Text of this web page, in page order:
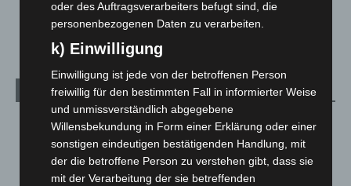
Celle: Mensch stirbt bei Bagger-Unfall auf Baustelle
5. August 2026
Kategorien
Blaulicht
2.799
Corona-News
Hannover und Region
oder des Auftragsverarbeiters befugt sind, die
personenbezogenen Daten zu verarbeiten.
k) Einwilligung
Einwilligung ist jede von der betroffenen Person
freiwillig für den bestimmten Fall in informierter Weise
und unmissverständlich abgegebene
Willensbekundung in Form einer Erklärung oder einer
sonstigen eindeutigen bestätigenden Handlung, mit
der die betroffene Person zu verstehen gibt, dass sie
mit der Verarbeitung der sie betreffenden